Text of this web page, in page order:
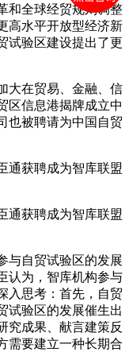
和全球经贸规则调整
高水平开放型经济新
试验区建设提出了更
大在贸易、金融、信
区信息港揭牌成立中
也被聘请为中国自贸
与自贸试验区的发展
认为，智库机构参与
入思考：首先，自贸
试验区的发展催生出
究成果、献言建策反
需要建立一种长期合